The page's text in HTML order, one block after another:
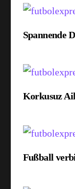
Spannende
Korkusuz
Fußball